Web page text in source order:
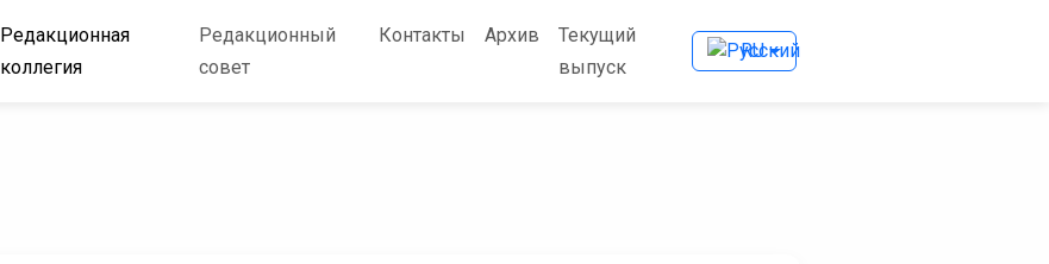
Редакционная
коллегия
Редакционный
совет
Контакты Архив
Текущий
выпуск
RU